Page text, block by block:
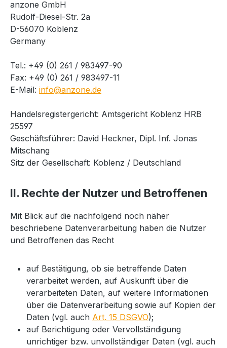
anzone GmbH
Rudolf-Diesel-Str. 2a
D-56070 Koblenz
Germany
Tel.: +49 (0) 261 / 983497-90
Fax: +49 (0) 261 / 983497-11
E-Mail: info@anzone.de
Handelsregistergericht: Amtsgericht Koblenz HRB
25597
Geschäftsführer: David Heckner, Dipl. Inf. Jonas
Mitschang
Sitz der Gesellschaft: Koblenz / Deutschland
II. Rechte der Nutzer und Betroffenen
Mit Blick auf die nachfolgend noch näher
beschriebene Datenverarbeitung haben die Nutzer
und Betroffenen das Recht
auf Bestätigung, ob sie betreffende Daten
verarbeitet werden, auf Auskunft über die
verarbeiteten Daten, auf weitere Informationen
über die Datenverarbeitung sowie auf Kopien der
Daten (vgl. auch Art. 15 DSGVO);
auf Berichtigung oder Vervollständigung
unrichtiger bzw. unvollständiger Daten (vgl. auch